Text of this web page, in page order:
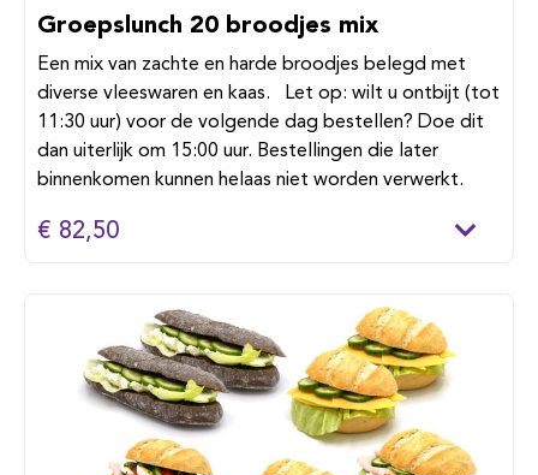
Groepslunch 20 broodjes mix
Een mix van zachte en harde broodjes belegd met
diverse vleeswaren en kaas. Let op: wilt u ontbijt (tot
11:30 uur) voor de volgende dag bestellen? Doe dit
dan uiterlijk om 15:00 uur. Bestellingen die later
binnenkomen kunnen helaas niet worden verwerkt.
€ 82,50